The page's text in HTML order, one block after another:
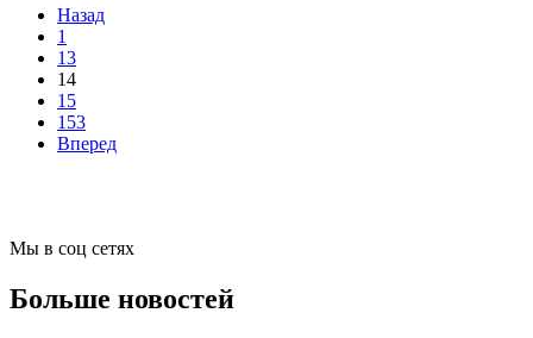
Назад
1
13
14
15
153
Вперед
Мы в соц сетях
Больше новостей